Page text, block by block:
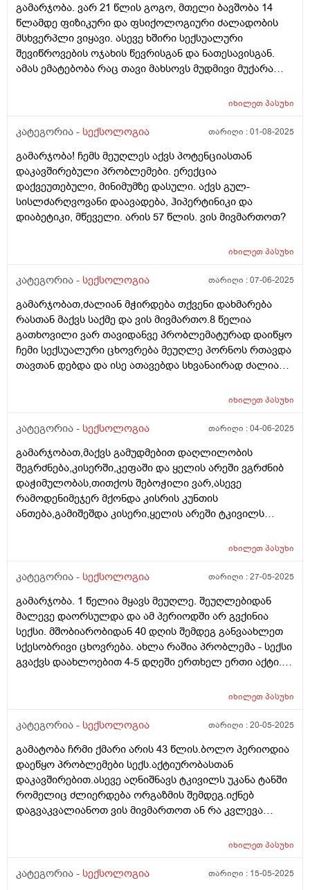
გამარჯობა. ვარ 21 წლის გოგო, მთელი ბავშობა 14
წლამდე ფიზიკური და ფსიქოლოგიური ძალადობის
მსხვერპლი ვიყავი. ასევე ხშირი სექსუალური
შევიწროვების ოჯახის წევრისგან და ნათესავისგან.
ამას ემატებობა რაც თავი მახსოვს მუდმივი მუქარა
მექნებოდა რამეს დამიშავებდა. ამის გამო 19 წლამდე
მომეხსნა და გავუმკლავდი თუ არა იმ ყველაფერს რაც
ასაკში დავიწყე 4-ჯერ მქონდა სექსი მაგრამ საერთოდ
ვერაფერს ვერ ვგრძნობდი ვერც ფიზიკურად ვერც
ემოციურად მერე შემიყვარდა ერთი ბიჭი და ძლიერი
ემოციური კავშირი დავამყარე ძალიანაც მომწონს და
ფიზიკურად სიამოვნებას მხოლოდ იმშემთხვევაში
თუმცა ამას ხშირად ვერ ვახერხებ და ზოგჯერ
ბიჭი თავისთავს იდანაშაულებს და ურთიერთობაც
გვიფუჭდება. ყველაფერი რაც სექსთან არის
დაკავშირებული ტრამვებთან ასოცირდება და ეს ჩემს
სექსუალურ ცხოვრებაზე მთლიანად ახდენს გავლენას.
სექსოლოგი დამეხმარება?
იხილეთპასუხი
კატეგორია - სექსოლოგია თარიღი :01-08-2025
გამარჯობა! ჩემს მეუღლეს აქვს პოტენციასთან
დაკავშირებული პრობლემები. ერექცია
დაქვეუთებული, მინიმუმზე დასული. აქვს გულ-
სისლძარღვოვანი დაავადება, ჰიპერტინიკი და
დიაბეტიკი, მწეველი. არის 57 წლის. ვის მივმართოთ?
იხილეთპასუხი
კატეგორია - სექსოლოგია თარიღი :07-06-2025
გამარჯობათ,ძალიან მჭირდება თქვენი დახმარება
რასთან მაქვს საქმე და ვის მივმართო.8 წელია
გათხოვილი ვარ თავიდანვე პრობლემატურად დაიწყო
ჩემი სექსუალური ცხოვრება მეუღლე პორნოს რთავდა
თავთან დებდა და ისე ათავებდა სხვანაირად ძალიან
პრობლემები აუზში მოშარდვის შედეგად გარდნერელა
პერიოდულად ისევ აყრიდა პენისი თავზე
მომხმარებელიც.როდესაც მოწევდა ვაკვირდებოდით
მაშინ დააყრიდა პენისზე და უჭირდა სექსი. ამ ბოლო
დროს რამოდენიმეჯერ ერექციის პრობლემა დაეწყო
პენისი უვარდება ეს ყველაფერი ჩემზე ძალიან
მოქმედებს ზოგადად ძალიან ტემპერამენტიანი ვარ
სულ ხან არ შეუძლია ხან უვარდება მოკლედ ძალიან
შეიძლება მარიხუანამ გამოიწვიოს?ვამჩნევ როცა
ეწევა აღარ უნდა საერთოდ სექსი მოთხოვნილებაც არ
აქვს დიდად.
იხილეთპასუხი
კატეგორია - სექსოლოგია თარიღი :04-06-2025
გამარჯობათ,მაქვს გამუდმებით დაღლილობის
შეგრძნება,კისერში,კეფაში და ყელის არეში ვგრძნიბ
დაჭიმულობას,თითქოს შებოჭილი ვარ,ასევე
რამოდენიმეჯერ მქონდა კისრის კუნთის
ანთება,გამიშეშდა კისერი,ყელის არეში ტკივილს
თითქოს ცხელი წყალი გადმომდინდა ისე,ვიყავი
ნექსი ნაითი ირონ სთრონგი და რეგიმედი
ეპითელი,გემოგლობინი დაბალი მქონდა,მაქვს წნევა
მიახლოებითი ხშირად,მკურნალობა ჩავიტარე მაგრამ
ის შეგრძნებები ისევ მაქვს,კისერი დაჭიმული და
თავბრუს ხვევები,შეგრძნება თითქოს სიცხე მაქვს,ღამე
რამოდენიმეჯერ მეღვიძება,თითქოს თავს ვერ ვდებ
ხშირად მქონია,თან ძალიან სტრესული,ვარ 27 წლის
მინდა მეუღლესთან ურთიერთობა,დღეში ათჯერ
ოცჯერაც რომ მქონდეს სექსი თანახმა ვარ,მაგრამ
მეუღლეს კვირაში სამ ითხჯერ შეუძლია და სულ
დაუკმაყოფილებელი გამოვდივარ,შესაძლებელია
ფსიქოლოგიური მომენტი იყოს?ან სექსის
უკმარისობის ბრალი?ან მე დამიქვეით ან მეუღლეს
აუქვეითეთ ეს გრძნობა დამეხმარეთ (((
იხილეთპასუხი
კატეგორია - სექსოლოგია თარიღი :27-05-2025
გამარჯობა. 1 წელია მყავს მეუღლე. შეუღლებიდან
მალევე დაორსულდა და ამ პერიოდში არ გვქინია
სექსი. მშობიარობიდან 40 დღის შემდეგ განვაახლეთ
სქესობრივი ცხოვრება. ახლა რაშია პრობლემა - სექსი
გვაქვს დაახლოებით 4-5 დღეში ერთხელ ერთი აქტი.
იხილეთპასუხი
კატეგორია - სექსოლოგია თარიღი :20-05-2025
გამატობა ჩრმი ქმარი არის 43 წლის.ბოლო პერიოდია
დაეწყო პრობლემები სექს.აქტიურობასთან
დაკავშირებით.ასევე აღნიშნავს ტკივილს უკანა ტანში
რომელიც ძლიერდება ორგაზმის შემდეგ.იქნებ
დაგვაკვალიანოთ ვის მივმართოთ ან რა კვლევა
იხილეთპასუხი
კატეგორია - სექსოლოგია თარიღი : 15-05-2025